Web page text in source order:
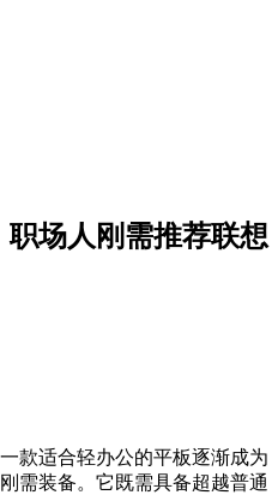
场人刚需推荐联想
款适合轻办公的平板逐渐成为
需装备。它既需具备超越普通